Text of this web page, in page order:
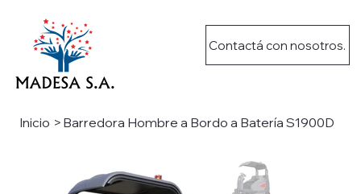
Contactá con nosotros.
Inicio > Barredora Hombre a Bordo a Batería S1900D